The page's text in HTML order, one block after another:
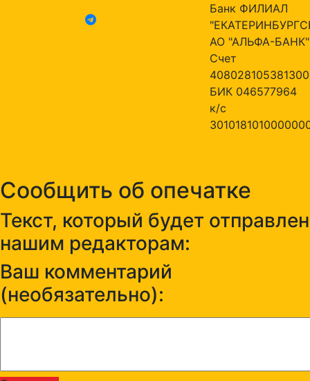
Банк ФИЛИАЛ
АО "АЛЬФА-БАНК"
Счет
БИК 046577964
к/с
Сообщить об опечатке
Текст, который будет отправлен
нашим редакторам:
Ваш комментарий
(необязательно):